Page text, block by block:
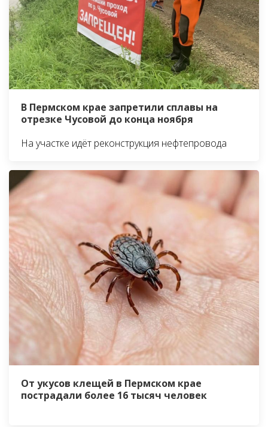
В Пермском крае запретили сплавы на
отрезке Чусовой до конца ноября
На участке идёт реконструкция нефтепровода
От укусов клещей в Пермском крае
пострадали более 16 тысяч человек